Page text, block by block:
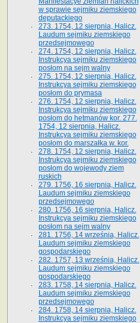
w sprawie sejmiku ziemskiego
deputackiego
273. 1754, 12 sierpnia, Halicz.
Laudum sejmiku ziemskiego
przedsejmowego
274. 1754, 12 sierpnia, Halicz.
Instrukcya sejmiku ziemskiego
posłom na sejm walny
275. 1754, 12 sierpnia, Halicz.
Instrukcya sejmiku ziemskiego
posłom do prymasa
276. 1754, 12 sierpnia, Halicz.
Instrukcya sejmiku ziemskiego
posłom do hetmanów kor. 277.
1754, 12 sierpnia, Halicz.
Instrukcya sejmiku ziemskiego
posłom do marszałka w. kor.
278. 1754, 12 sierpnia, Halicz.
Instrukcya sejmiku ziemskiego
posłom do wojewody ziem
ruskich
279. 1756, 16 sierpnia, Halicz.
Laudum sejmiku ziemskiego
przedsejmowego
280. 1756, 16 sierpnia, Halicz.
Instrukcya sejmiku ziemskiego
posłom na sejm walny
281. 1756, 14 września, Halicz.
Laudum sejmiku ziemskiego
gospodarskiego
282. 1757, 13 września, Halicz.
Laudum sejmiku ziemskiego
gospodarskiego
283. 1758, 14 sierpnia, Halicz.
Laudum sejmiku ziemskiego
przedsejmowego
284. 1758, 14 sierpnia, Halicz.
Instrukcya sejmiku ziemskiego